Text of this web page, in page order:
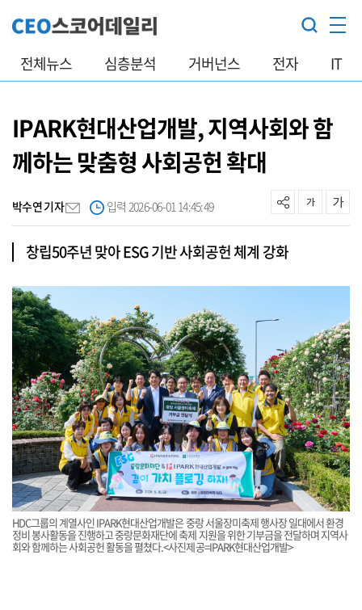
전체뉴스 심층분석 거버넌스 전자 IT
IPARK현대산업개발, 지역사회와 함
께하는 맞춤형 사회공헌 확대
박수연 기자 입력 2026-06-01 14:45:49
창립50주년 맞아 ESG 기반 사회공헌 체계 강화
HDC그룹의 계열사인 IPARK현대산업개발은 중랑 서울장미축제 행사장 일대에서 환경
정비 봉사활동을 진행하고 중랑문화재단에 축제 지원을 위한 기부금을 전달하며 지역사
회와 함께하는 사회공헌 활동을 펼쳤다.<사진제공=IPARK현대산업개발>